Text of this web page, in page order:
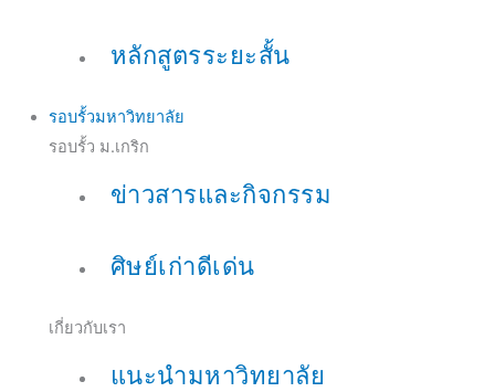
หลักสูตรระยะสั้น
รอบรั้วมหาวิทยาลัย
รอบรั้ว ม.เกริก
ข่าวสารและกิจกรรม
ศิษย์เก่าดีเด่น
เกี่ยวกับเรา
แนะนำมหาวิทยาลัย